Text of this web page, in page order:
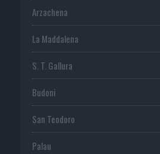
Arzachena
La Maddalena
S. T. Gallura
Budoni
San Teodoro
Palau